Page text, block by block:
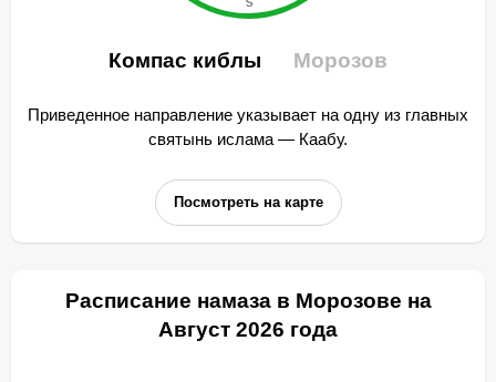
Компас киблы Морозов
Приведенное направление указывает на одну из главных
святынь ислама — Каабу.
Посмотреть на карте
Расписание намаза в Морозове на
Август 2026 года